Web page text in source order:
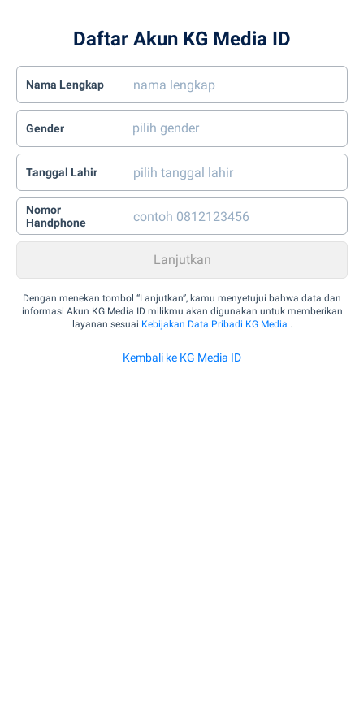
Daftar Akun KG Media ID
Nama Lengkap
Gender
Tanggal Lahir
Nomor
Handphone
Dengan menekan tombol “Lanjutkan”, kamu menyetujui bahwa data dan
informasi Akun KG Media ID milikmu akan digunakan untuk memberikan
layanan sesuai Kebijakan Data Pribadi KG Media .
Kembali ke KG Media ID